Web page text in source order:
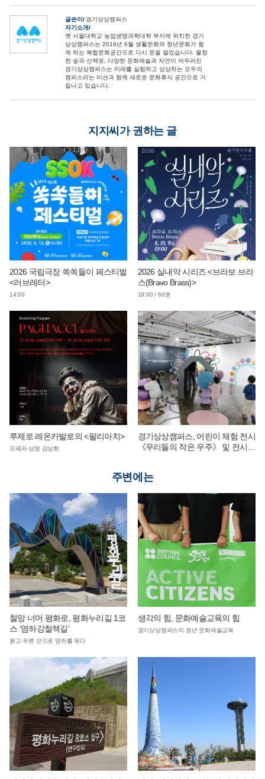
글쓴이
경기상상캠퍼스
자기소개
옛 서울대학교 농업생명과학대학 부지에 위치한 경기
상상캠퍼스는 2016년 6월 생활문화와 청년문화가 함
께 하는 복합문화공간으로 다시 문을 열었습니다. 울창
한 숲과 산책로, 다양한 문화예술과 자연이 어우러진
경기상상캠퍼스는 미래를 실험하고 상상하는 모두의
캠퍼스라는 미션과 함께 새로운 문화휴식 공간으로 거
듭나고 있습니다.
지지씨가 권하는 글
2026 국립극장 쏙쏙들이 페스티벌
<러브레터>
14:00
2026 실내악 시리즈 <브라보 브라
스(Bravo Brass)>
19:00 / 60분
루제로 레온카발로의 <팔리아치>
오페라 상영 감상회
경기상상캠퍼스, 어린이 체험 전시
《우리들의 작은 우주》 및 전시
주변에는
철망 너머 평화로, 평화누리길 1코
스 ‘염하강철책길’
붉고 푸른 끈으로 염하를 묶다
생각의 힘, 문화예술교육의 힘
경기상상캠퍼스의 청년 문화예술교육